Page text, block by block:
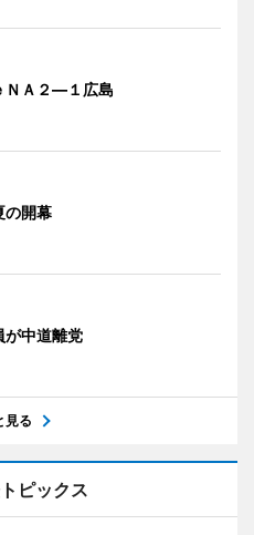
ＮＡ２―１広島
の開幕
が中道離党
見る
ピックス